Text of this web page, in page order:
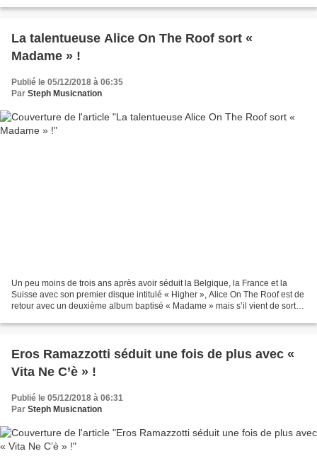
La talentueuse Alice On The Roof sort «
Madame » !
Publié le 05/12/2018 à 06:35
Par Steph Musicnation
Un peu moins de trois ans après avoir séduit la Belgique, la France et la
Suisse avec son premier disque intitulé « Higher », Alice On The Roof est de
retour avec un deuxième album baptisé « Madame » mais s’il vient de sortir
Eros Ramazzotti séduit une fois de plus avec «
Vita Ne C’è » !
Publié le 05/12/2018 à 06:31
Par Steph Musicnation